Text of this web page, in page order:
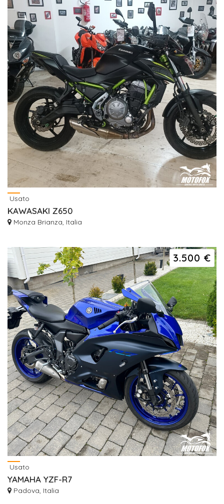
Usato
KAWASAKI Z650
Monza Brianza, Italia
3.500 €
Usato
YAMAHA YZF-R7
Padova, Italia